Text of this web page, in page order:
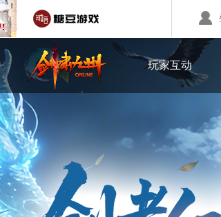
国庆大服
已经打响
【醉八仙】新派回合制
八仙过海故事背景
国战游戏
秦始皇
特色游戏
勇士无双
玩家互动
官方论坛
官方微博